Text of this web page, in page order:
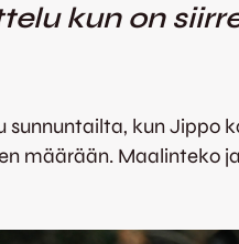
kun on
kun Jippo
määrään.